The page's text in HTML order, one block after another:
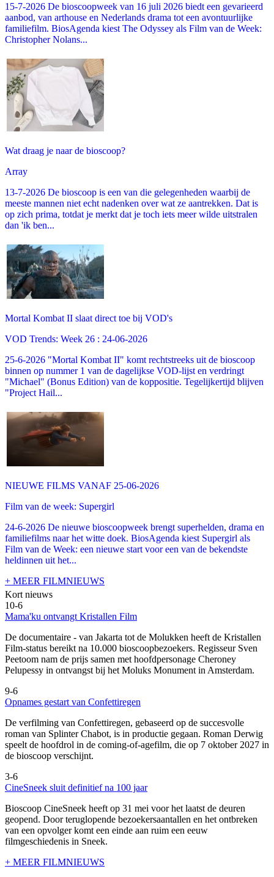
15-7-2026 De bioscoopweek van 16 juli 2026 biedt een gevarieerd
aanbod, van arthouse en Nederlands drama tot een avontuurlijke
familiefilm. BiosAgenda kiest The Odyssey als Film van de Week:
Christopher Nolans...
Wat draag je naar de bioscoop?
Array
13-7-2026 De bioscoop is een van die gelegenheden waarbij de
meeste mannen niet echt nadenken over wat ze aantrekken. Dat is
op zich prima, totdat je merkt dat je toch iets meer wilde uitstralen
dan 'ik ben...
Mortal Kombat II slaat direct toe bij VOD's
VOD Trends: Week 26 : 24-06-2026
25-6-2026 "Mortal Kombat II" komt rechtstreeks uit de bioscoop
binnen op nummer 1 van de dagelijkse VOD-lijst en verdringt
"Michael" (Bonus Edition) van de koppositie. Tegelijkertijd blijven
"Project Hail...
NIEUWE FILMS VANAF 25-06-2026
Film van de week: Supergirl
24-6-2026 De nieuwe bioscoopweek brengt superhelden, drama en
familiefilms naar het witte doek. BiosAgenda kiest Supergirl als
Film van de Week: een nieuwe start voor een van de bekendste
heldinnen uit het...
+ MEER FILMNIEUWS
Kort nieuws
10-6
Mama'ku ontvangt Kristallen Film
De documentaire - van Jakarta tot de Molukken heeft de Kristallen
Film-status bereikt na 10.000 bioscoopbezoekers. Regisseur Sven
Peetoom nam de prijs samen met hoofdpersonage Cheroney
Pelupessy in ontvangst bij het Moluks Monument in Amsterdam.
9-6
Opnames gestart van Confettiregen
De verfilming van Confettiregen, gebaseerd op de succesvolle
roman van Splinter Chabot, is in productie gegaan. Roman Derwig
speelt de hoofdrol in de coming-of-agefilm, die op 7 oktober 2027 in
de bioscoop verschijnt.
3-6
CineSneek sluit definitief na 100 jaar
Bioscoop CineSneek heeft op 31 mei voor het laatst de deuren
geopend. Door teruglopende bezoekersaantallen en het ontbreken
van een opvolger komt een einde aan ruim een eeuw
filmgeschiedenis in Sneek.
+ MEER FILMNIEUWS